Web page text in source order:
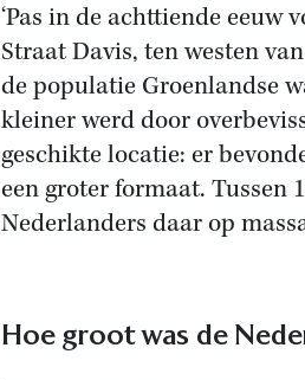
‘Pas in de achttiende eeuw
Straat Davis, ten westen
de populatie Groenlandse
kleiner werd door
geschikte locatie: er
een groter formaat. Tussen
Nederlanders daar op
Hoe groot was de